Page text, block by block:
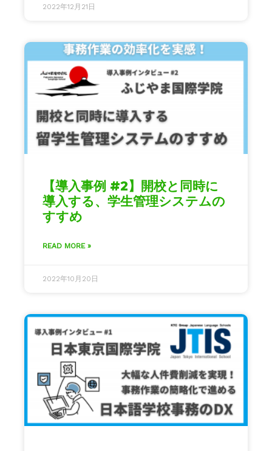
2022年12月21日
【導入事例 #2】開校と同時に
導入する、学生管理システムの
すすめ
READ MORE »
2022年10月20日